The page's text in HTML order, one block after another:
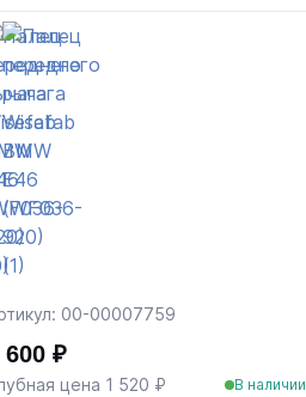
00-00007759
600 ₽
цена 1 520 ₽ В наличии